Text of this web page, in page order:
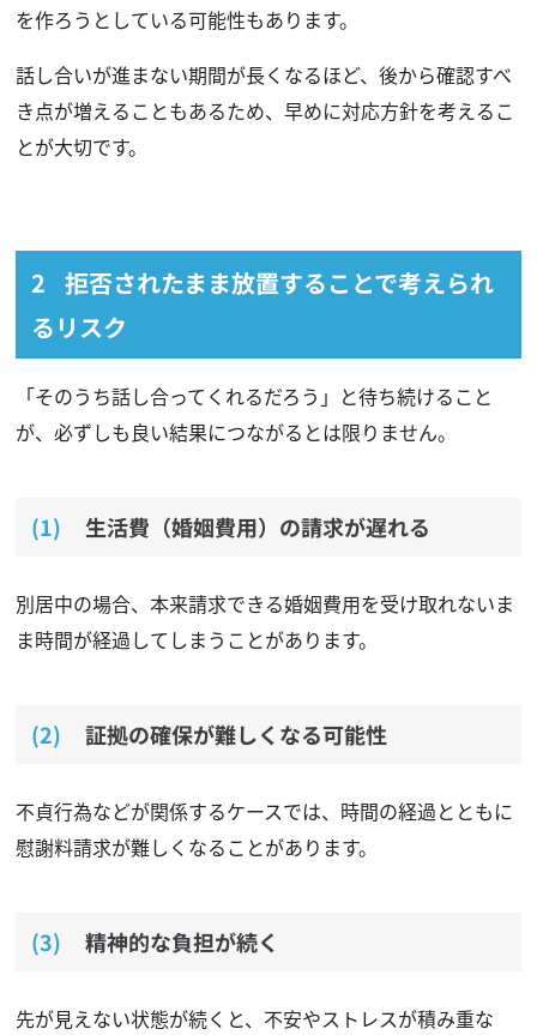
を作ろうとしている可能性もあります。
話し合いが進まない期間が長くなるほど、後から確認すべ
き点が増えることもあるため、早めに対応方針を考えるこ
とが大切です。
拒否されたまま放置することで考えられ
るリスク
「そのうち話し合ってくれるだろう」と待ち続けること
が、必ずしも良い結果につながるとは限りません。
生活費（婚姻費用）の請求が遅れる
別居中の場合、本来請求できる婚姻費用を受け取れないま
ま時間が経過してしまうことがあります。
証拠の確保が難しくなる可能性
不貞行為などが関係するケースでは、時間の経過とともに
慰謝料請求が難しくなることがあります。
精神的な負担が続く
先が見えない状態が続くと、不安やストレスが積み重な